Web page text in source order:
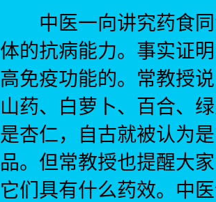
中医一向讲究药食同
体的抗病能力。事实证
高免疫功能的。常教授
山药、白萝卜、百合、
是杏仁，自古就被认为
品。但常教授也提醒大
它们具有什么药效。中